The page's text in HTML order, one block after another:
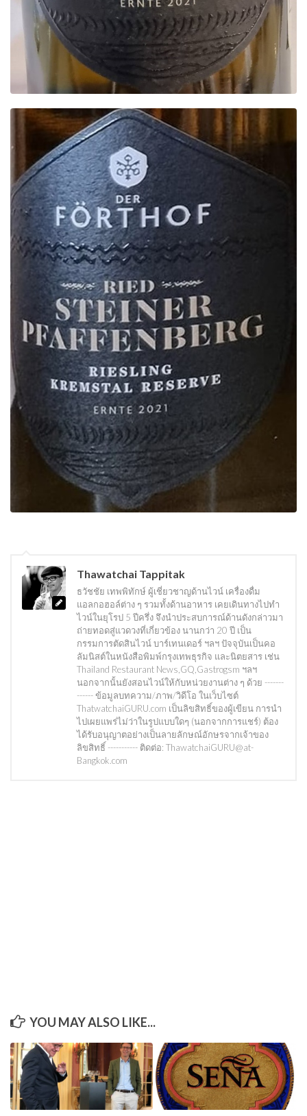
Thawatchai Tappitak
ธวัชชัย เทพพิทักษ์ ผู้เชี่ยวชาญด้านไวน์ เครื่องดื่ม
แอลกอฮอล์ต่าง ๆ รวมทั้งด้านอาหาร เคยเดินทางไปทำ
ไวน์ในยุโรป 5 ปีครึ่ง จึงนำประสบการณ์ด้านดังกล่าวมา
ถ่ายทอดสู่แวดวงที่เกี่ยวข้อง นานกว่า 20 ปี เป็น
กรรมการตัดสินไวน์ บาร์เทนเดอร์ ฯลฯ ปัจจุบันเป็นคอ
ลัมนิสต์ในหนังสือพิมพ์กรุงเทพธุรกิจ และนิตยสาร เช่น
Thailand Restaurant News,GQ,Gastrogsm ฯลฯ
นอกจากนั้นยังสอนไวน์ให้กับหน่วยงานต่าง ๆ ด้วย -------
------ ข้อมูลบทความ/ภาพ/วิดีโอ ในเว็บไซต์
ThatwatchaiGURU.com เป็นลิขสิทธิ์ของผู้เขียน การนำ
ไปเผยแพร่ไม่ว่าในรูปแบบใดๆ (นอกจากการแชร์) ต้อง
ได้รับอนุญาตอย่างเป็นลายลักษณ์อักษรจากเจ้าของ
ลิขสิทธิ์ ----------- ติดต่อ: ThawatchaiGURU@at-
Bangkok.com
YOU MAY ALSO LIKE...